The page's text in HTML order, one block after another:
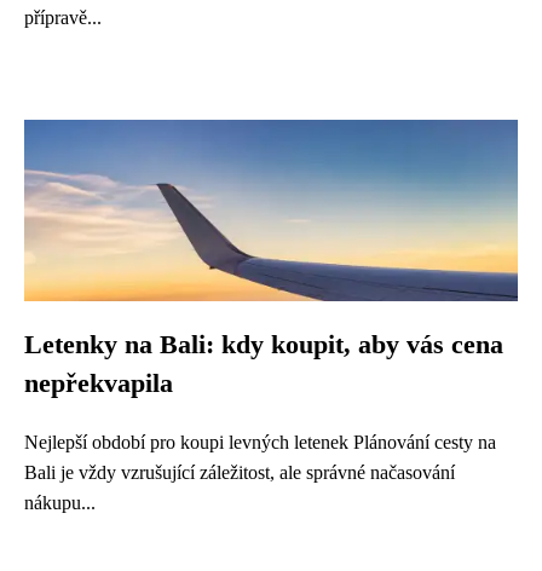
přípravě...
Letenky na Bali: kdy koupit, aby vás cena
nepřekvapila
Nejlepší období pro koupi levných letenek Plánování cesty na
Bali je vždy vzrušující záležitost, ale správné načasování
nákupu...